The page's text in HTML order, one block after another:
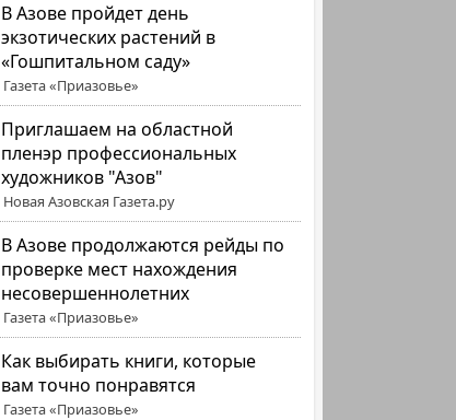
В Азове пройдет день
экзотических растений в
«Гошпитальном саду»
Газета «Приазовье»
Приглашаем на областной
пленэр профессиональных
художников "Азов"
Новая Азовская Газета.ру
В Азове продолжаются рейды по
проверке мест нахождения
несовершеннолетних
Газета «Приазовье»
Как выбирать книги, которые
вам точно понравятся
Газета «Приазовье»